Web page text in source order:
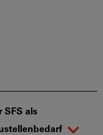
SFS als